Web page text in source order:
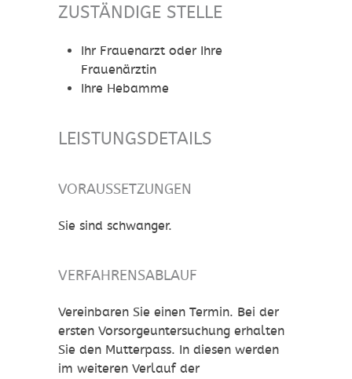
ZUSTÄNDIGE STELLE
Ihr Frauenarzt oder Ihre
Frauenärztin
Ihre Hebamme
LEISTUNGSDETAILS
VORAUSSETZUNGEN
Sie sind schwanger.
VERFAHRENSABLAUF
Vereinbaren Sie einen Termin. Bei der
ersten Vorsorgeuntersuchung erhalten
Sie den Mutterpass. In diesen werden
im weiteren Verlauf der